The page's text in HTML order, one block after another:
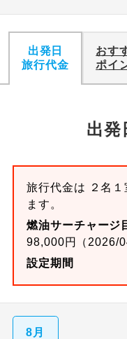
出発日
旅行代金
おす
ポイ
出発
旅行代金は ２名
ます。
燃油サーチャージ
98,000円（2026/
設定期間
8月